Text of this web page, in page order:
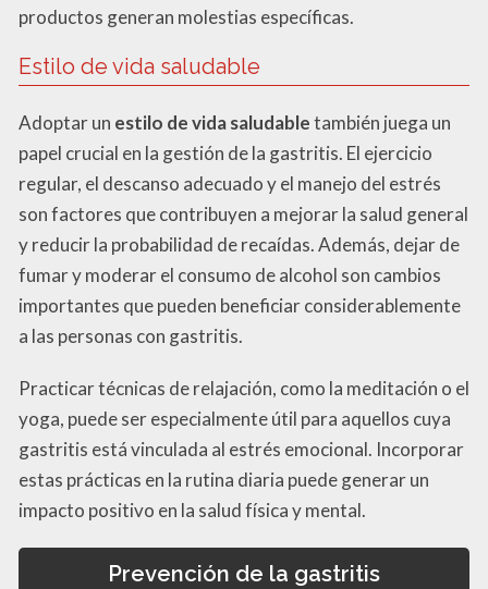
productos generan molestias específicas.
Estilo de vida saludable
Adoptar un estilo de vida saludabletambién juega un
papel crucial en la gestión de la gastritis. El ejercicio
regular, el descanso adecuado y el manejo del estrés
son factores que contribuyen a mejorar la salud general
y reducir la probabilidad de recaídas. Además, dejar de
fumar y moderar el consumo de alcohol son cambios
importantes que pueden beneficiar considerablemente
a las personas con gastritis.
Practicar técnicas de relajación, como la meditación o el
yoga, puede ser especialmente útil para aquellos cuya
gastritis está vinculada al estrés emocional. Incorporar
estas prácticas en la rutina diaria puede generar un
impacto positivo en la salud física y mental.
Prevención de la gastritis